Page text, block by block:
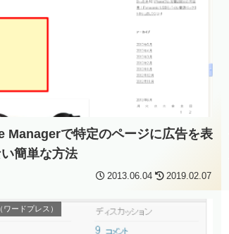
Managerで特定のページに広告を表
簡単な方法
2013.06.04 2019.02.07
ードプレス）